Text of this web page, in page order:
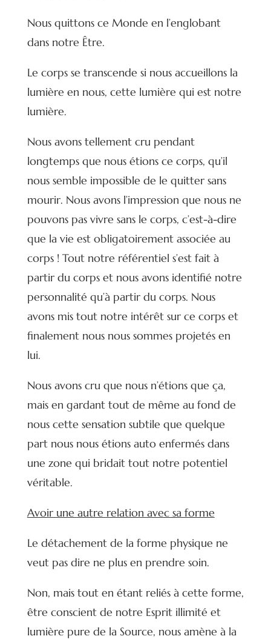
Nous quittons ce Monde en l’englobant
dans notre Être.
Le corps se transcende si nous accueillons la
lumière en nous, cette lumière qui est notre
lumière.
Nous avons tellement cru pendant
longtemps que nous étions ce corps, qu’il
nous semble impossible de le quitter sans
mourir. Nous avons l’impression que nous ne
pouvons pas vivre sans le corps, c’est-à-dire
que la vie est obligatoirement associée au
corps ! Tout notre référentiel s’est fait à
partir du corps et nous avons identifié notre
personnalité qu’à partir du corps. Nous
avons mis tout notre intérêt sur ce corps et
finalement nous nous sommes projetés en
lui.
Nous avons cru que nous n’étions que ça,
mais en gardant tout de même au fond de
nous cette sensation subtile que quelque
part nous nous étions auto enfermés dans
une zone qui bridait tout notre potentiel
véritable.
Avoir une autre relation avec sa forme
Le détachement de la forme physique ne
veut pas dire ne plus en prendre soin.
Non, mais tout en étant reliés à cette forme,
être conscient de notre Esprit illimité et
lumière pure de la Source, nous amène à la